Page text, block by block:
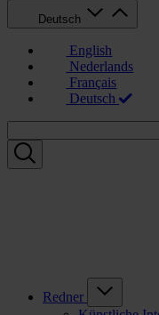
Deutsch
English
Nederlands
Français
Deutsch
Redner